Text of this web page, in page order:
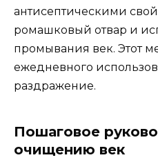
антисептическими
ромашковый отвар и
промывания век. Этот
ежедневного
раздражение.
Пошаговое
очищению век